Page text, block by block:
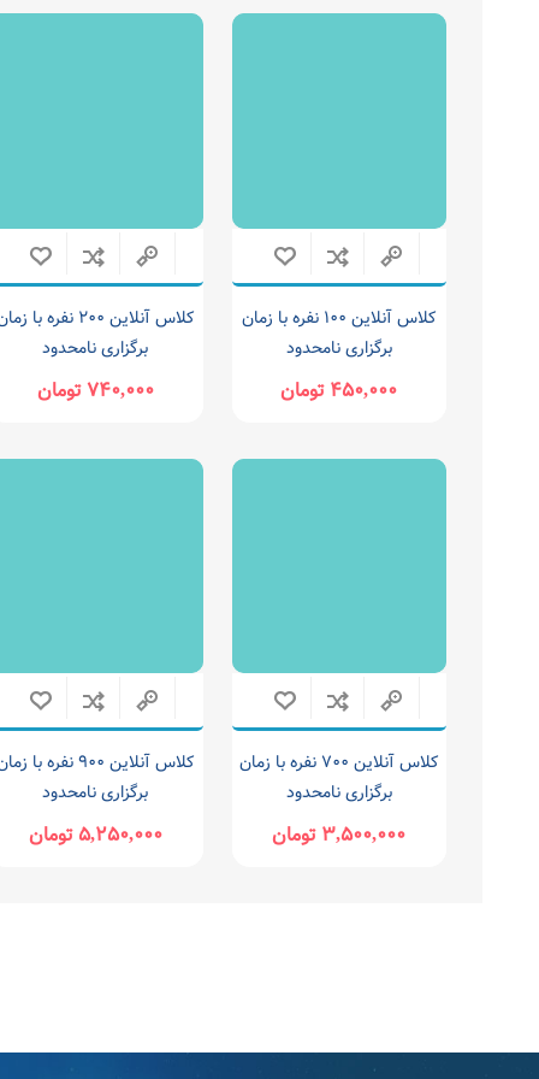
کلاس آنلاین ۱۰۰ نفره با زمان
برگزاری نامحدود
۴۵۰,۰۰۰ تومان
کلاس آنلاین ۲۰۰ نفره با
برگزاری نامحدود
۷۴۰,۰۰۰ تومان
کلاس آنلاین ۷۰۰ نفره با زمان
برگزاری نامحدود
۳,۵۰۰,۰۰۰ تومان
کلاس آنلاین ۹۰۰ نفره با
برگزاری نامحدود
۵,۲۵۰,۰۰۰ تومان